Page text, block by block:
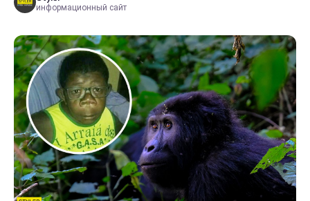
информационный сайт